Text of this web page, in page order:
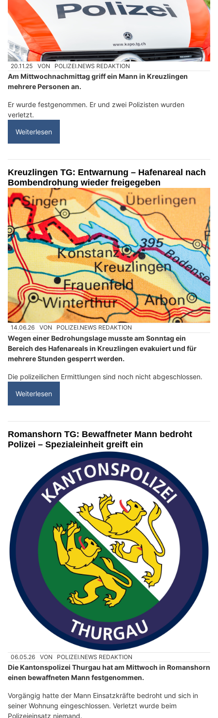
20.11.25 VON POLIZEI.NEWS REDAKTION
Am Mittwochnachmittag griff ein Mann in Kreuzlingen
mehrere Personen an.
Er wurde festgenommen. Er und zwei Polizisten wurden
verletzt.
Weiterlesen
Kreuzlingen TG: Entwarnung – Hafenareal nach
Bombendrohung wieder freigegeben
14.06.26 VON POLIZEI.NEWS REDAKTION
Wegen einer Bedrohungslage musste am Sonntag ein
Bereich des Hafenareals in Kreuzlingen evakuiert und für
mehrere Stunden gesperrt werden.
Die polizeilichen Ermittlungen sind noch nicht abgeschlossen.
Weiterlesen
Romanshorn TG: Bewaffneter Mann bedroht
Polizei – Spezialeinheit greift ein
06.05.26 VON POLIZEI.NEWS REDAKTION
Die Kantonspolizei Thurgau hat am Mittwoch in Romanshorn
einen bewaffneten Mann festgenommen.
Vorgängig hatte der Mann Einsatzkräfte bedroht und sich in
seiner Wohnung eingeschlossen. Verletzt wurde beim
Polizeieinsatz niemand.